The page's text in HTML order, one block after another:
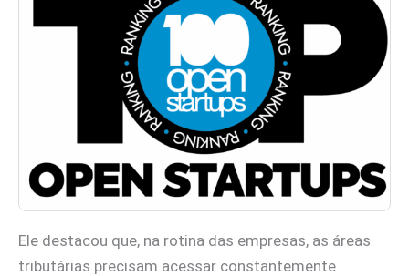
Ele destacou que, na rotina das empresas, as áreas
tributárias precisam acessar constantemente